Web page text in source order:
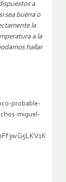
a
sea buena o
la
a la
hallar
probable-
miguel-